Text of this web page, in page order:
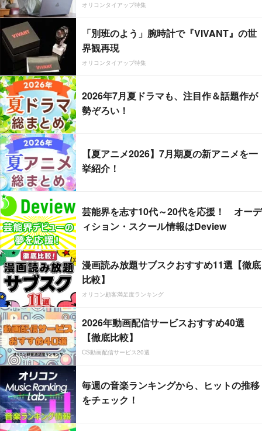
オリコンタイアップ特集
「別班のよう」腕時計で『VIVANT』の世
界観再現
オリコンタイアップ特集
2026年7月夏ドラマも、注目作＆話題作が
勢ぞろい！
【夏アニメ2026】7月期夏の新アニメを一
挙紹介！
芸能界を志す10代～20代を応援！ オーデ
ィション・スクール情報はDeview
漫画読み放題サブスクおすすめ11選【徹底
比較】
オリコン顧客満足度ランキング
2026年動画配信サービスおすすめ40選
【徹底比較】
CS動画配信サービス20選
毎週の音楽ランキングから、ヒットの推移
をチェック！